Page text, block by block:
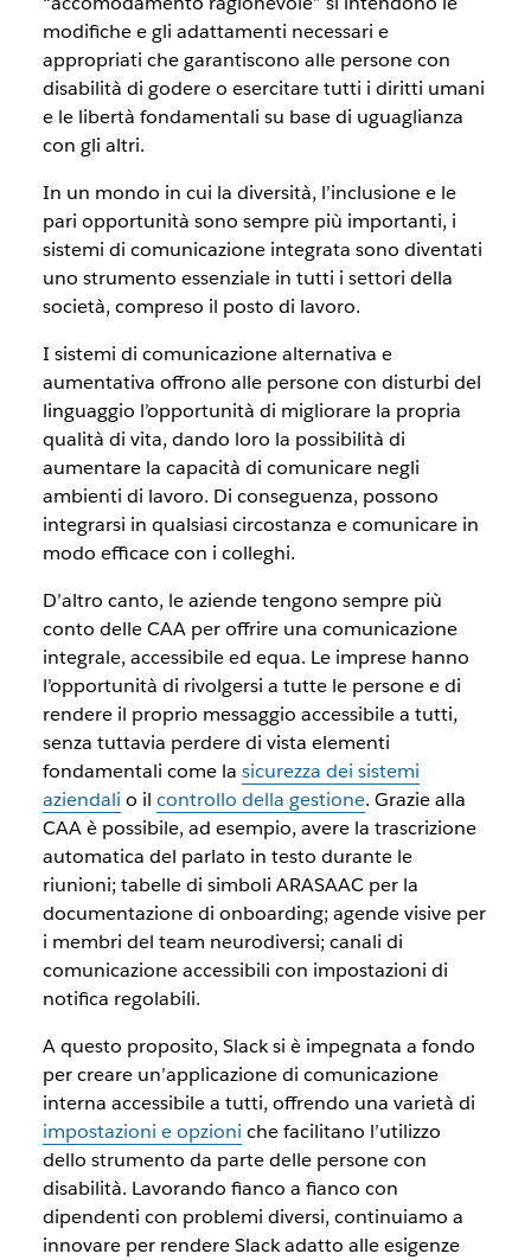
modifiche e gli adattamenti necessari e
appropriati che garantiscono alle persone con
disabilità di godere o esercitare tutti i diritti umani
e le libertà fondamentali su base di uguaglianza
con gli altri.
In un mondo in cui la diversità, l’inclusione e le
pari opportunità sono sempre più importanti, i
sistemi di comunicazione integrata sono diventati
uno strumento essenziale in tutti i settori della
società, compreso il posto di lavoro.
I sistemi di comunicazione alternativa e
aumentativa offrono alle persone con disturbi del
linguaggio l’opportunità di migliorare la propria
qualità di vita, dando loro la possibilità di
aumentare la capacità di comunicare negli
ambienti di lavoro. Di conseguenza, possono
integrarsi in qualsiasi circostanza e comunicare in
modo efficace con i colleghi.
D’altro canto, le aziende tengono sempre più
conto delle CAA per offrire una comunicazione
integrale, accessibile ed equa. Le imprese hanno
l’opportunità di rivolgersi a tutte le persone e di
rendere il proprio messaggio accessibile a tutti,
senza tuttavia perdere di vista elementi
fondamentali come la sicurezza dei sistemi
aziendali o il controllo della gestione. Grazie alla
CAA è possibile, ad esempio, avere la trascrizione
automatica del parlato in testo durante le
riunioni; tabelle di simboli ARASAAC per la
documentazione di onboarding; agende visive per
i membri del team neurodiversi; canali di
comunicazione accessibili con impostazioni di
notifica regolabili.
A questo proposito, Slack si è impegnata a fondo
per creare un’applicazione di comunicazione
interna accessibile a tutti, offrendo una varietà di
impostazioni e opzioni che facilitano l’utilizzo
dello strumento da parte delle persone con
disabilità. Lavorando fianco a fianco con
dipendenti con problemi diversi, continuiamo a
innovare per rendere Slack adatto alle esigenze